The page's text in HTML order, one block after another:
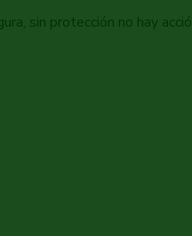
sin protección no hay